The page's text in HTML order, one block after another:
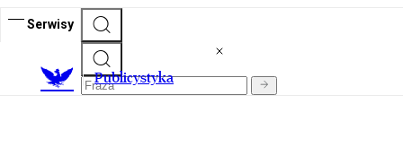
Serwisy
Publicystyka